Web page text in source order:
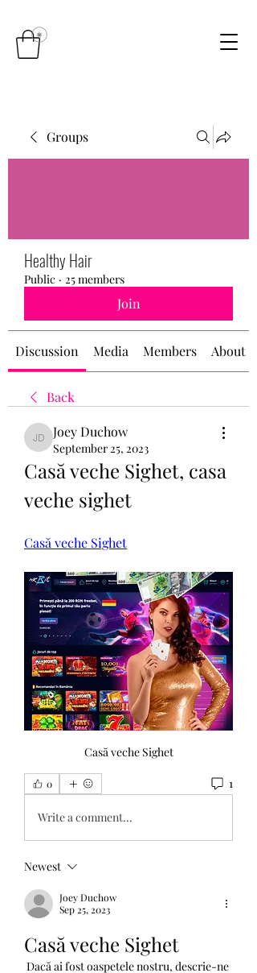
Groups
Healthy Hair
Public · 25 members
Join
Discussion Media Members About
Back
Joey Duchow
Joey Duchow
September 25, 2023
Casă veche Sighet, casa
veche sighet
Casă veche Sighet
Casă veche Sighet
0 1
Write a comment...
Newest
Joey Duchow
Sep 25, 2023
Casă veche Sighet